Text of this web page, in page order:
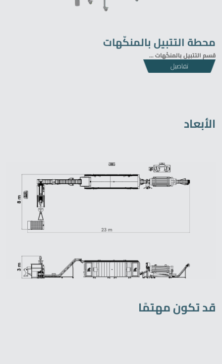
محطة التتبيل بالمنكّهات
قسم التتبيل بالمنكّهات ...
تفاصيل
الأبعاد
قد تكون مهتمًا